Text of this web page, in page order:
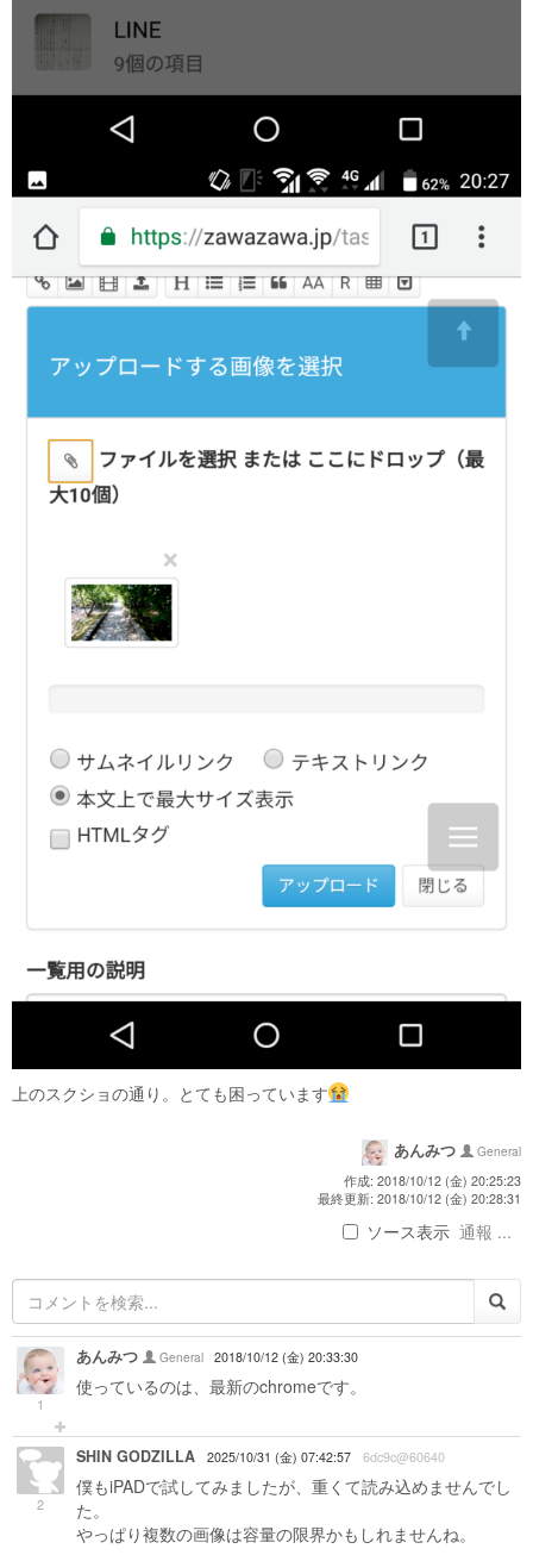
上のスクショの通り。とても困っています
あんみつ
General
作成: 2018/10/12 (金) 20:25:23
最終更新: 2018/10/12 (金) 20:28:31
ソース表示 通報 ...
1
あんみつ General 2018/10/12 (金) 20:33:30
使っているのは、最新のchromeです。
2
SHIN GODZILLA 2025/10/31 (金) 07:42:57 6dc9c@60640
僕もiPADで試してみましたが、重くて読み込めませんでし
た。
やっぱり複数の画像は容量の限界かもしれませんね。